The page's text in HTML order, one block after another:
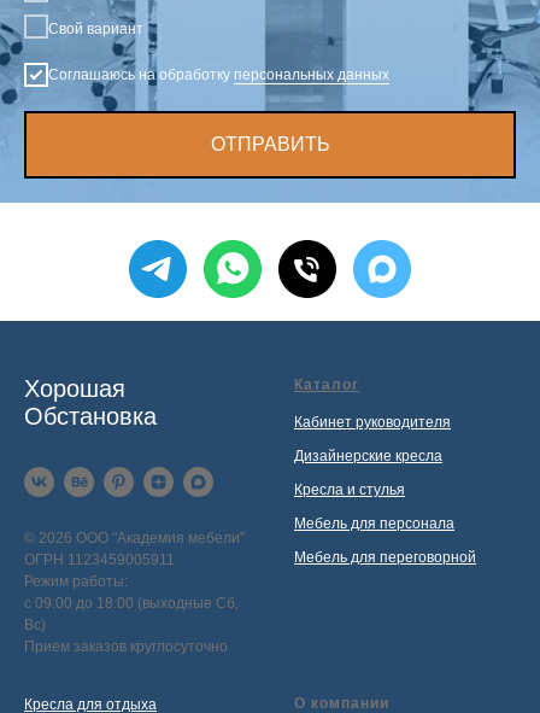
Свой вариант
Соглашаюсь на обработку персональных данных
ОТПРАВИТЬ
Хорошая
Обстановка
© 2026 ООО "Академия мебели"
ОГРН 1123459005911
Режим работы:
с 09:00 до 18:00 (выходные Сб,
Вс)
Прием заказов круглосуточно
Каталог
Кабинет руководителя
Дизайнерские кресла
Кресла и стулья
Мебель для персонала
Мебель для переговорной
Кресла для отдыха О компании